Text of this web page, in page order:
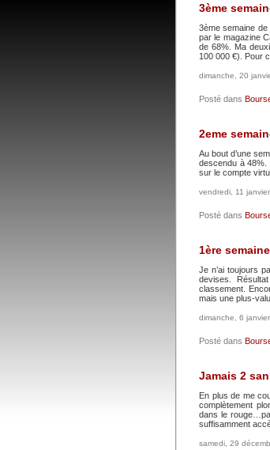
3ème
3ème semaine
par le magazine
de 68%. Ma
100 000 €). Pour
dimanche, 20
Posté dans
2eme
Au bout d’une
descendu à 48%.
sur le compte
vendredi, 11
Posté dans
1ère
Je n’ai toujours
devises.
classement.
mais une plus-
dimanche, 6
Posté dans
Jamais 2
En plus de me
complètement
dans le
suffisamment
samedi, 29